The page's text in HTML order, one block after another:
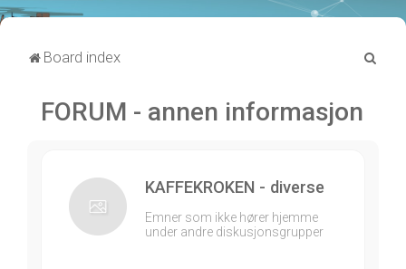
Board index
FORUM - annen informasjon
KAFFEKROKEN - diverse
Emner som ikke hører hjemme
under andre diskusjonsgrupper